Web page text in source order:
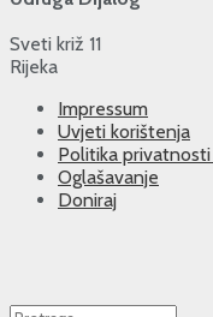
Sveti križ 11
Rijeka
Impressum
Uvjeti korištenja
Politika privatnosti
Oglašavanje
Doniraj